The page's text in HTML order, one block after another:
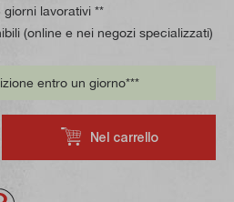
lavorativi **
(online e nei negozi specializzati)
entro un giorno***
Nel carrello